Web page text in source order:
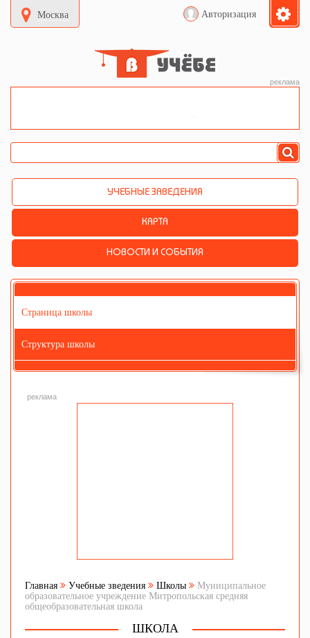
Москва Авторизация
реклама
УЧЕБНЫЕ ЗАВЕДЕНИЯ
КАРТА
НОВОСТИ И СОБЫТИЯ
Страница школы
Структура школы
реклама
Главная Учебные зведения Школы
Муниципальное
образовательное учреждение Митропольская средняя
общеобразовательная школа
ШКОЛА